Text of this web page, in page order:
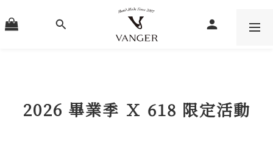
2026 畢業季 Ｘ 618 限定活動